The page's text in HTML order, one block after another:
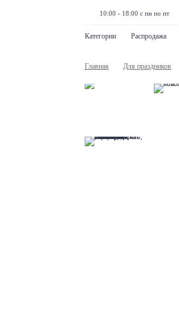
10:00 - 18:00 с пн по пт
Категории Распродажа
Главная Для праздников